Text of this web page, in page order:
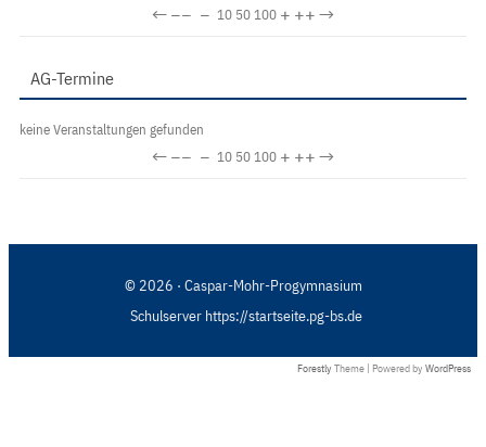
←−− − 10 50100 + ++→
AG-Termine
keine Veranstaltungen gefunden
←−− − 10 50100 + ++→
© 2026 · Caspar-Mohr-Progymnasium
Schulserver https://startseite.pg-bs.de
Forestly Theme | Powered by WordPress